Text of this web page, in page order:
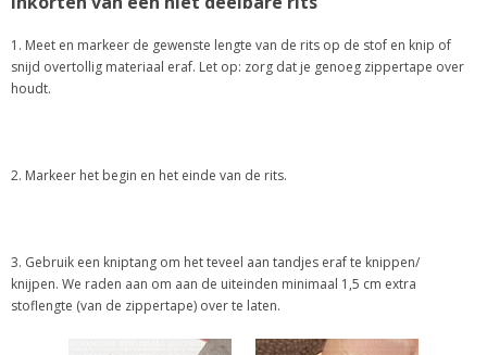
1. Meet en markeer de gewenste lengte van de rits op de stof en knip of
snijd overtollig materiaal eraf. Let op: zorg dat je genoeg zippertape over
houdt.
2. Markeer het begin en het einde van de rits.
3. Gebruik een kniptang om het teveel aan tandjes eraf te knippen/
knijpen. We raden aan om aan de uiteinden minimaal 1,5 cm extra
stoflengte (van de zippertape) over te laten.